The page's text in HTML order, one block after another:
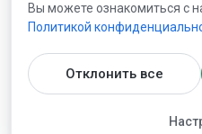
Вы можете ознакомиться с
Политикой
Отклонить все
Запрещена